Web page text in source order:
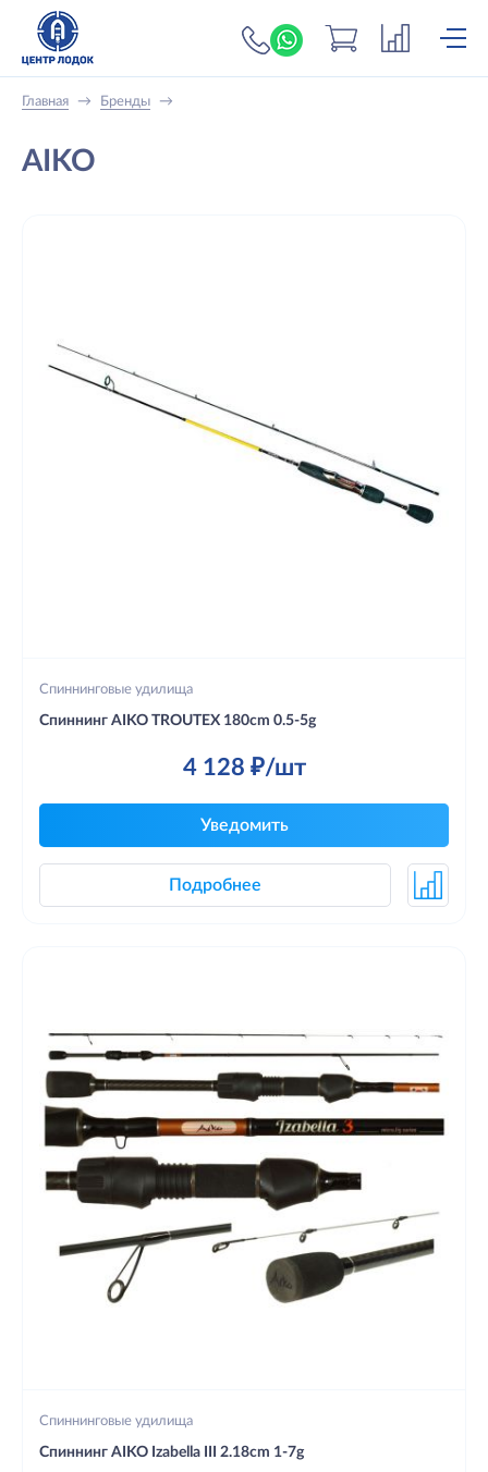
+7 (919) 698-56-
Главная → Бренды →
AIKO
Спиннинговые удилища
Спиннинг AIKO TROUTEX 180cm 0.5-5g
4 128 ₽/шт
Уведомить
Подробнее
Спиннинговые удилища
Спиннинг AIKO Izabella III 2.18cm 1-7g